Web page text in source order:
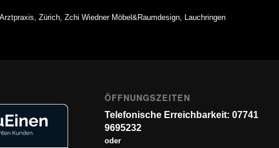
Zürich, Zchi Wiedner Möbel&Raumdesign, Lauchringen
ÖFFNUNGSZEITEN
Telefonische Erreichbarkeit: 07741
9695232
oder